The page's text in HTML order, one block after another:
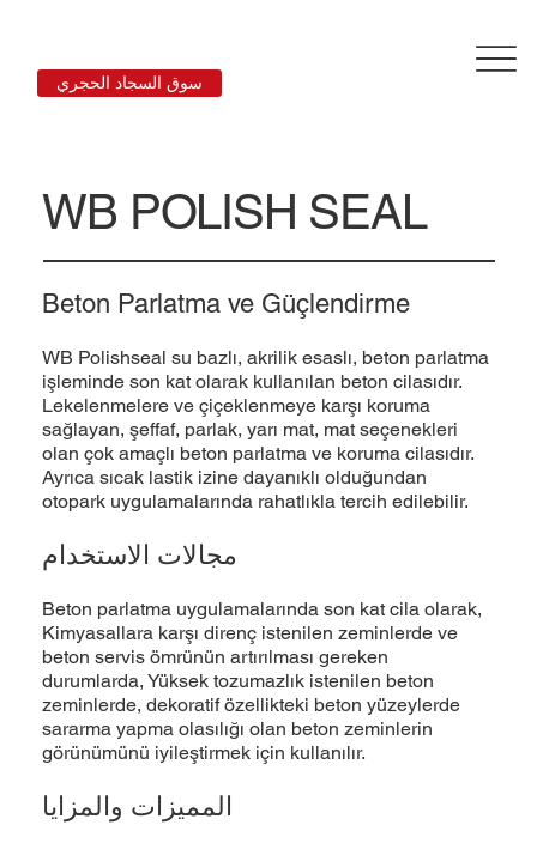
سوق السجاد الحجري
WB POLISH SEAL
Beton Parlatma ve Güçlendirme
WB Polishseal su bazlı, akrilik esaslı, beton parlatma
işleminde son kat olarak kullanılan beton cilasıdır.
Lekelenmelere ve çiçeklenmeye karşı koruma
sağlayan, şeffaf, parlak, yarı mat, mat seçenekleri
olan çok amaçlı beton parlatma ve koruma cilasıdır.
Ayrıca sıcak lastik izine dayanıklı olduğundan
otopark uygulamalarında rahatlıkla tercih edilebilir.
مجالات الاستخدام
Beton parlatma uygulamalarında son kat cila olarak,
Kimyasallara karşı direnç istenilen zeminlerde ve
beton servis ömrünün artırılması gereken
durumlarda, Yüksek tozumazlık istenilen beton
zeminlerde, dekoratif özellikteki beton yüzeylerde
sararma yapma olasılığı olan beton zeminlerin
görünümünü iyileştirmek için kullanılır.
المميزات والمزايا